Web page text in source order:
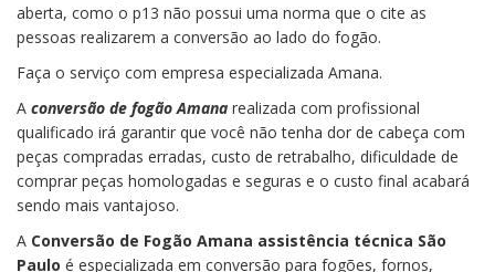
aberta, como o p13 não possui uma norma que o cite as
pessoas realizarem a conversão ao lado do fogão.
Faça o serviço com empresa especializada Amana.
A conversão de fogão Amana realizada com profissional
qualificado irá garantir que você não tenha dor de cabeça com
peças compradas erradas, custo de retrabalho, dificuldade de
comprar peças homologadas e seguras e o custo final acabará
sendo mais vantajoso.
A Conversão de Fogão Amana assistência técnica São
Paulo é especializada em conversão para fogões, fornos,